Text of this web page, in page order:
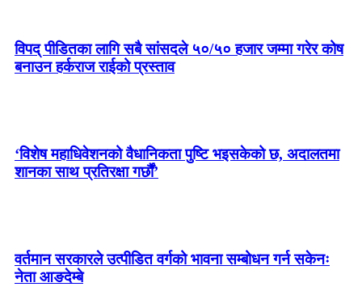
विपद् पीडितका लागि सबै सांसदले ५०/५० हजार जम्मा गरेर कोष
बनाउन हर्कराज राईको प्रस्ताव
‘विशेष महाधिवेशनको वैधानिकता पुष्टि भइसकेको छ, अदालतमा
शानका साथ प्रतिरक्षा गर्छौं’
वर्तमान सरकारले उत्पीडित वर्गको भावना सम्बोधन गर्न सकेनः
नेता आङदेम्बे